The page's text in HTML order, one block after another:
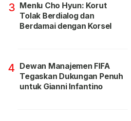
3 Menlu Cho Hyun: Korut
Tolak Berdialog dan
Berdamai dengan Korsel
4 Dewan Manajemen FIFA
Tegaskan Dukungan Penuh
untuk Gianni Infantino